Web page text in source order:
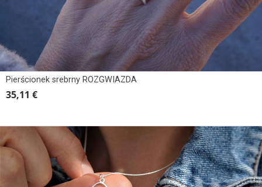
Pierścionek srebrny ROZGWIAZDA
35,11 €